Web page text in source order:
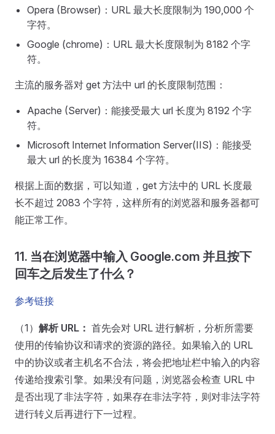
Opera (Browser)：URL 最大长度限制为 190,000 个
字符。
Google (chrome)：URL 最大长度限制为 8182 个字
符。
主流的服务器对 get 方法中 url 的长度限制范围：
Apache (Server)：能接受最大 url 长度为 8192 个字
符。
Microsoft Internet Information Server(IIS)：能接受
最大 url 的长度为 16384 个字符。
根据上面的数据，可以知道，get 方法中的 URL 长度最
长不超过 2083 个字符，这样所有的浏览器和服务器都可
能正常工作。
11. 当在浏览器中输入 Google.com 并且按下
回车之后发生了什么？
参考链接
（1） 解析 URL： 首先会对 URL 进行解析，分析所需要
使用的传输协议和请求的资源的路径。如果输入的 URL
中的协议或者主机名不合法，将会把地址栏中输入的内容
传递给搜索引擎。如果没有问题，浏览器会检查 URL 中
是否出现了非法字符，如果存在非法字符，则对非法字符
进行转义后再进行下一过程。